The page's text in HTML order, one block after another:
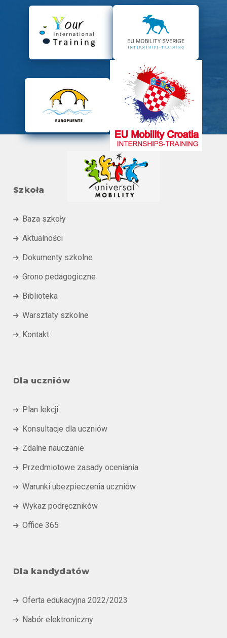
Szkoła
 Baza szkoły
 Aktualności
 Dokumenty szkolne
 Grono pedagogiczne
 Biblioteka
 Warsztaty szkolne
 Kontakt
Dla uczniów
 Plan lekcji
 Konsultacje dla uczniów
 Zdalne nauczanie
 Przedmiotowe zasady oceniania
 Warunki ubezpieczenia uczniów
 Wykaz podręczników
 Office 365
Dla kandydatów
 Oferta edukacyjna 2022/2023
 Nabór elektroniczny